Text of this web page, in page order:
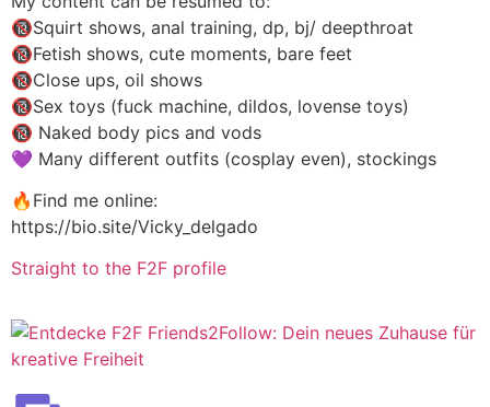
🔞Squirt shows, anal training, dp, bj/ deepthroat
🔞Fetish shows, cute moments, bare feet
🔞Close ups, oil shows
🔞Sex toys (fuck machine, dildos, lovense toys)
🔞 Naked body pics and vods
💜 Many different outfits (cosplay even), stockings
🔥Find me online:
https://bio.site/Vicky_delgado
Straight to the F2F profile